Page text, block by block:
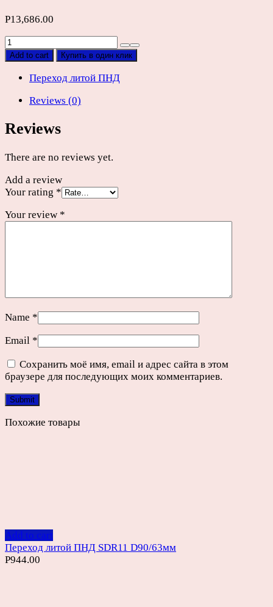
Р13,686.00
Переход
литой
SDR17
quantity
Add to cart Купить в один клик
Переход литой ПНД
Reviews (0)
Reviews
There are no reviews yet.
Add a review
Your rating *
Your review *
Name *
Email *
Сохранить моё имя, email и адрес сайта в этом
браузере для последующих моих комментариев.
Похожие товары
Add to cart
Переход литой ПНД SDR11 D90/63мм
Р944.00